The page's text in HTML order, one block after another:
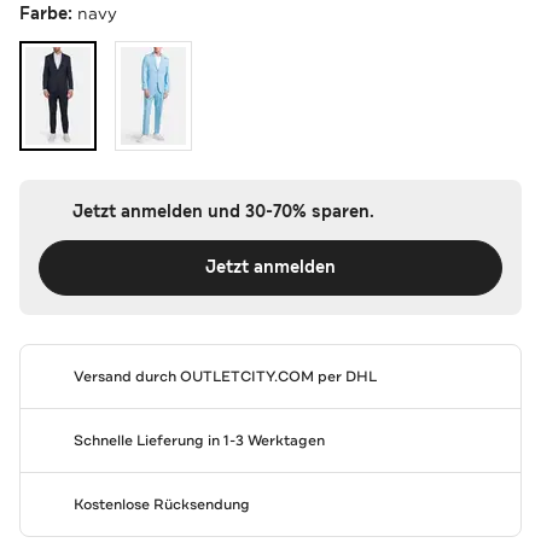
Farbe: navy
Jetzt anmelden und 30-70% sparen.
Jetzt anmelden
Versand durchOUTLETCITY.COM per DHL
Schnelle Lieferung in 1-3 Werktagen
Kostenlose Rücksendung